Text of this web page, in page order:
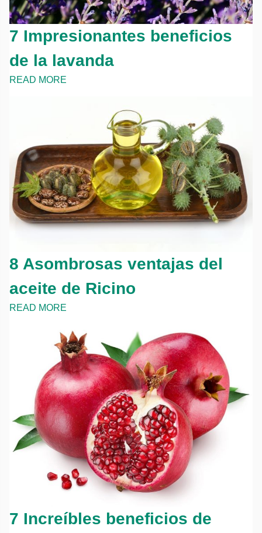
7 Impresionantes beneficios
de la lavanda
READ MORE
8 Asombrosas ventajas del
aceite de Ricino
READ MORE
7 Increíbles beneficios de